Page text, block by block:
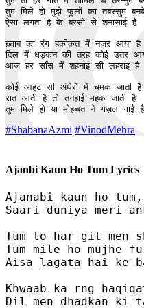
तुम मिले हो मुझे फूलों का तबस्सुम
ऐसा लगता है के बरसों से शनासाई है
ख़्वाब का रंग हक़ीक़त में नज़र आया है
दिल में धड़कन की तरह कोई उतर
आज हर साँस में शहनाई सी लहराई है
कोई आहट सी अंधेरों में चमक जाती है
रात आती है तो तनहाई महक जाती है
तुम मिले हो या मोहब्बत ने गज़ल गाई है
#ShabanaAzmi #VinodMehra
Ajanbi Kaun Ho Tum Lyrics
Ajanabi kaun ho
Saari duniya meri
Tum to har git men
Tum mile ho mujhe
Aisa lagata hai ke
Khwaab ka rng
Dil men dhadkan ki